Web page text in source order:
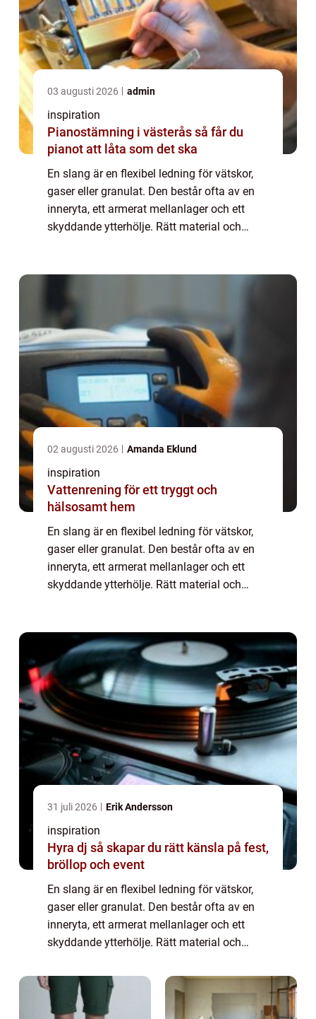
03 augusti 2026 admin
inspiration
Pianostämning i västerås så får du
pianot att låta som det ska
En slang är en flexibel ledning för vätskor,
gaser eller granulat. Den består ofta av en
inneryta, ett armerat mellanlager och ett
skyddande ytterhölje. Rätt material och
02 augusti 2026 Amanda Eklund
inspiration
Vattenrening för ett tryggt och
hälsosamt hem
En slang är en flexibel ledning för vätskor,
gaser eller granulat. Den består ofta av en
inneryta, ett armerat mellanlager och ett
skyddande ytterhölje. Rätt material och
31 juli 2026 Erik Andersson
inspiration
Hyra dj så skapar du rätt känsla på fest,
bröllop och event
En slang är en flexibel ledning för vätskor,
gaser eller granulat. Den består ofta av en
inneryta, ett armerat mellanlager och ett
skyddande ytterhölje. Rätt material och